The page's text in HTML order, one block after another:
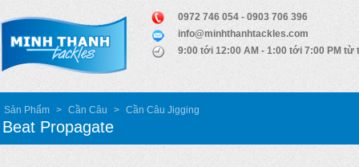
0972 746 054 - 0903 706 396
info@minhthanhtackles.com
9:00 tới 12:00 AM - 1:00 tới 7:00 PM từ
Sản Phẩm > Cần Câu > Cần Câu Jigging
Beat Propagate